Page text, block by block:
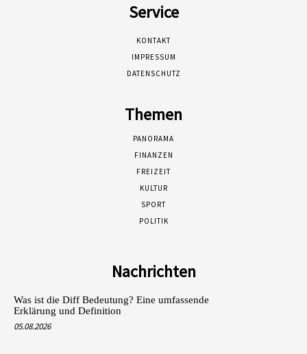
Service
KONTAKT
IMPRESSUM
DATENSCHUTZ
Themen
PANORAMA
FINANZEN
FREIZEIT
KULTUR
SPORT
POLITIK
Nachrichten
Was ist die Diff Bedeutung? Eine umfassende
Erklärung und Definition
05.08.2026